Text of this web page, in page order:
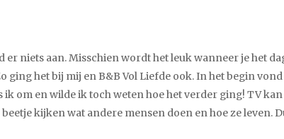
er niets aan. Misschien wordt het leuk wanneer je het
ging het bij mij en B&B Vol Liefde ook. In het begin
om en wilde ik toch weten hoe het verder ging! TV
kijken wat andere mensen doen en hoe ze leven.